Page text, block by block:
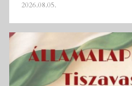
2026.08.05.